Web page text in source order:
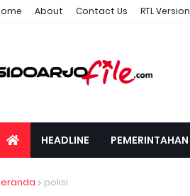
About Contact Us RTL Version
HEADLINE PEMERINTAHAN
polisi